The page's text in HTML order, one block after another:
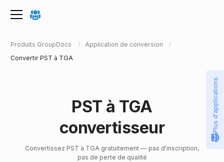
Produits GroupDocs
Application de conversion
Convertir PST à TGA
PST à TGA
convertisseur
Convertissez PST à TGA gratuitement — pas d'inscription,
pas de perte de qualité
Plus d'applications